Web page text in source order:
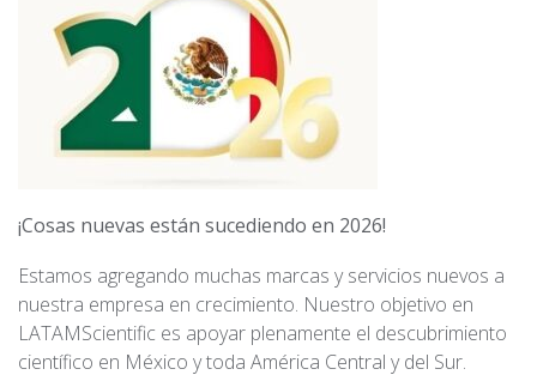
¡Cosas nuevas están sucediendo en 2026!
Estamos agregando muchas marcas y servicios nuevos a
nuestra empresa en crecimiento. Nuestro objetivo en
LATAMScientific es apoyar plenamente el descubrimiento
científico en México y toda América Central y del Sur.